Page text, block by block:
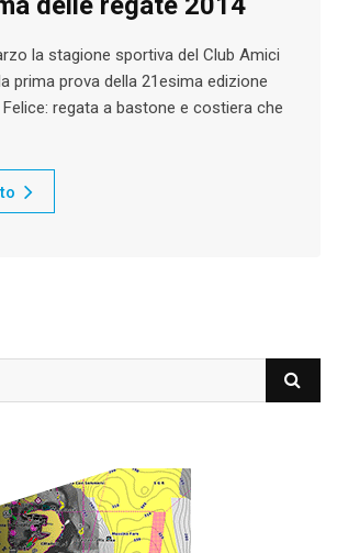
la stagione sportiva del Club Amici
prima prova della 21esima edizione
regata a bastone e costiera che